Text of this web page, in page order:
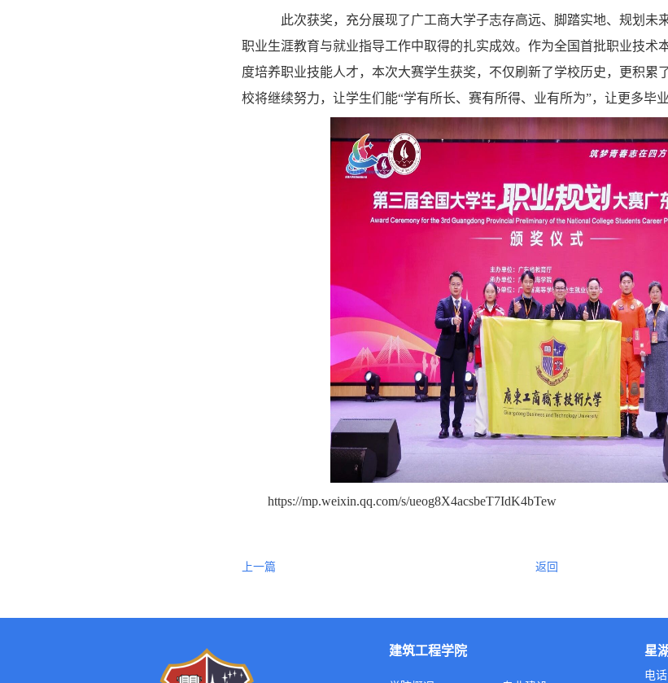
此次获奖，充分展现了广工商大学子志存高远、脚踏实地、规划未
职业生涯教育与就业指导工作中取得的扎实成效。作为全国首批职业技术
度培养职业技能人才，本次大赛学生获奖，不仅刷新了学校历史，更积累
校将继续努力，让学生们能“学有所长、赛有所得、业有所为”，让更多毕
https://mp.weixin.qq.com/s/ueog8X4acsbeT7IdK4bTew
上一篇 返回
建筑工程学院 星
电